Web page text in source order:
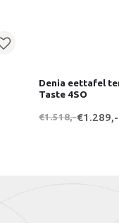
Denia eettafel
Taste 4SO
€1.518,-€1.289,-